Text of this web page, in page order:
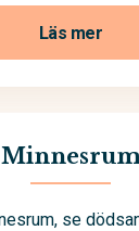
Läs mer
se